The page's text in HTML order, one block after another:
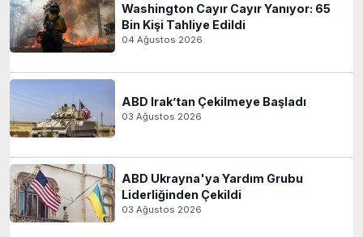
Washington Cayır Cayır Yanıyor: 65
Bin Kişi Tahliye Edildi
04 Ağustos 2026
ABD Irak’tan Çekilmeye Başladı
03 Ağustos 2026
ABD Ukrayna'ya Yardım Grubu
Liderliğinden Çekildi
03 Ağustos 2026